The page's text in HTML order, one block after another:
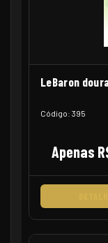
LeBaron
Código: 395
Apenas